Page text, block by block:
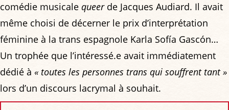
comédie musicale queerde Jacques Audiard. Il avait
même choisi de décerner le prix d’interprétation
féminine à la trans espagnole Karla Sofía Gascón…
Un trophée que l’intéressé.e avait immédiatement
dédié à « toutes les personnes trans qui souffrent tant »
lors d’un discours lacrymal à souhait.